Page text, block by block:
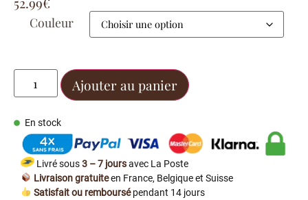
Couleur
Ajouter au panier
En stock
Livré sous3 – 7 joursavec La Poste
Livraison gratuiteen France, Belgique et Suisse
Satisfait ou remboursépendant 14 jours